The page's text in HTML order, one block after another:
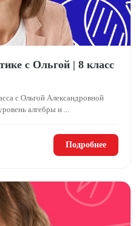
с Ольгой | 8 класс
с Ольгой Александровной
алгебры и ...
Подробнее